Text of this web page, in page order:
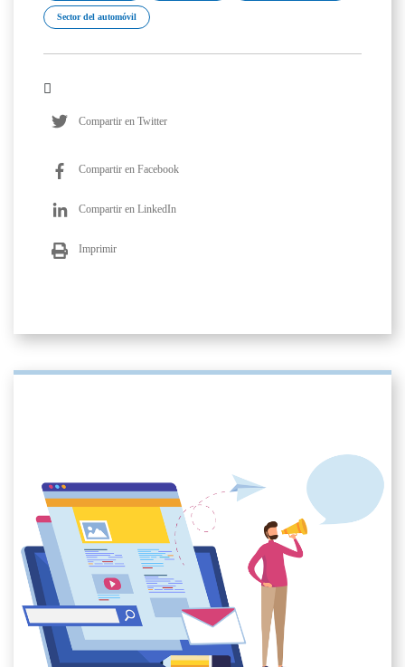
Sector del automóvil
Compartir en Twitter
Compartir en Facebook
Compartir en LinkedIn
Imprimir